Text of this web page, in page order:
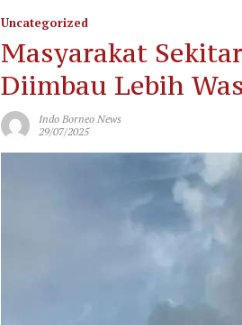
Uncategorized
Masyarakat
Diimbau Lebih
Indo Borneo News
29/07/2025